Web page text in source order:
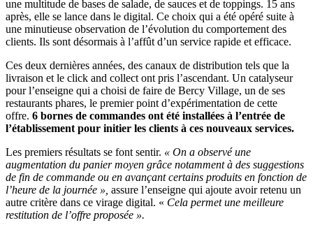
une multitude de bases de salade, de sauces et de toppings. 15 ans
après, elle se lance dans le digital. Ce choix qui a été opéré suite à
une minutieuse observation de l’évolution du comportement des
clients. Ils sont désormais à l’affût d’un service rapide et efficace.
Ces deux dernières années, des canaux de distribution tels que la
livraison et le click and collect ont pris l’ascendant. Un catalyseur
pour l’enseigne qui a choisi de faire de Bercy Village, un de ses
restaurants phares, le premier point d’expérimentation de cette
offre. 6 bornes de commandes ont été installées à l’entrée de
l’établissement pour initier les clients à ces nouveaux services.
Les premiers résultats se font sentir. « On a observé une
augmentation du panier moyen grâce notamment à des suggestions
de fin de commande ou en avançant certains produits en fonction de
l’heure de la journée », assure l’enseigne qui ajoute avoir retenu un
autre critère dans ce virage digital. « Cela permet une meilleure
restitution de l’offre proposée ».